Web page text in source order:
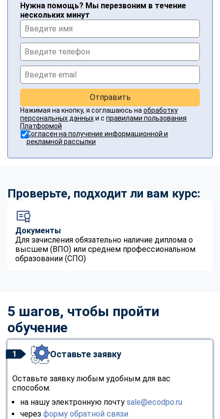
Нужна помощь? Мы перезвоним в течение
нескольких минут
Отправить
Нажимая на кнопку, я соглашаюсь на обработку
персональных данныхи с правилами пользования
Платформой
Согласен на получение информационной и
рекламной рассылки
Проверьте, подходит ли вам курс:
Документы
Для зачисления обязательно наличие диплома о
высшем (ВПО) или среднем профессиональном
образовании (СПО)
5 шагов, чтобы пройти
обучение
1 Оставьте заявку
Оставьте заявку любым удобным для вас
способом:
на нашу электронную почту sale@ecodpo.ru
через форму обратной связи